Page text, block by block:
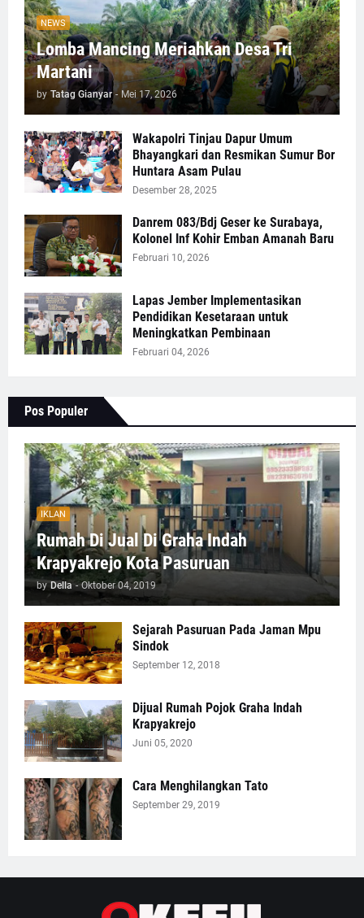
NEWS
Lomba Mancing Meriahkan Desa Tri
Martani
by Tatag Gianyar - Mei 17, 2026
Wakapolri Tinjau Dapur Umum
Bhayangkari dan Resmikan Sumur Bor
Huntara Asam Pulau
Desember 28, 2025
Danrem 083/Bdj Geser ke Surabaya,
Kolonel Inf Kohir Emban Amanah Baru
Februari 10, 2026
Lapas Jember Implementasikan
Pendidikan Kesetaraan untuk
Meningkatkan Pembinaan
Februari 04, 2026
Pos Populer
IKLAN
Rumah Di Jual Di Graha Indah
Krapyakrejo Kota Pasuruan
by Della - Oktober 04, 2019
Sejarah Pasuruan Pada Jaman Mpu
Sindok
September 12, 2018
Dijual Rumah Pojok Graha Indah
Krapyakrejo
Juni 05, 2020
Cara Menghilangkan Tato
September 29, 2019